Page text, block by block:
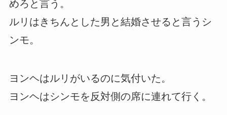
めろと言う。
ルリはきちんとした男と結婚させると言うシ
ンモ。
ヨンヘはルリがいるのに気付いた。
ヨンヘはシンモを反対側の席に連れて行く。